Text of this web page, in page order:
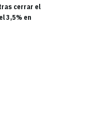
cerrar el
3,5% en